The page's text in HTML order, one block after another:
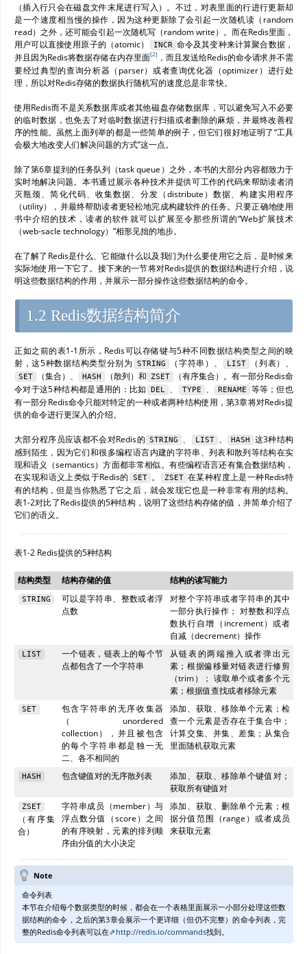
（插入行只会在磁盘文件末尾进行写入）。不过，对表里面的行进行更新却
是一个速度相当慢的操作，因为这种更新除了会引起一次随机读（random
read）之外，还可能会引起一次随机写（random write）。而在Redis里面，
用户可以直接使用原子的（atomic）
INCR 命令及其变种来计算聚合数据，
并且因为Redis将数据存储在内存里面[2] ，而且发送给Redis的命令请求并不需
要经过典型的查询分析器（parser）或者查询优化器（optimizer）进行处
理，所以对Redis存储的数据执行随机写的速度总是非常快。
使用Redis而不是关系数据库或者其他磁盘存储数据库，可以避免写入不必要
的临时数据，也免去了对临时数据进行扫描或者删除的麻烦，并最终改善程
序的性能。虽然上面列举的都是一些简单的例子，但它们很好地证明了“工具
会极大地改变人们解决问题的方式”这一点。
除了第6章提到的任务队列（task queue）之外，本书的大部分内容都致力于
实时地解决问题。本书通过展示各种技术并提供可工作的代码来帮助读者消
灭瓶颈、简化代码、收集数据、分发（distribute）数据、构建实用程序
（utility），并最终帮助读者更轻松地完成构建软件的任务。只要正确地使用
书中介绍的技术，读者的软件就可以扩展至令那些所谓的“Web扩展技术
（web-sacle technology）”相形见拙的地步。
在了解了Redis是什么、它能做什么以及我们为什么要使用它之后，是时候来
实际地使用一下它了。接下来的一节将对Redis提供的数据结构进行介绍，说
明这些数据结构的作用，并展示一部分操作这些数据结构的命令。
1.2 Redis数据结构简介
正如之前的表1-1所示，Redis可以存储键与5种不同数据结构类型之间的映
射，这5种数据结构类型分别为
STRING （字符串）、 LIST （列表）、
SET （集合）、 HASH （散列）和 ZSET
（有序集合）。有一部分Redis命
令对于这5种结构都是通用的：比如
DEL 、 TYPE 、 RENAME
等等；但也
有一部分Redis命令只能对特定的一种或者两种结构使用，第3章将对Redis提
供的命令进行更深入的介绍。
大部分程序员应该都不会对Redis的 STRING 、 LIST 、 HASH
这3种结构
感到陌生，因为它们和很多编程语言内建的字符串、列表和散列等结构在实
现和语义（semantics）方面都非常相似。有些编程语言还有集合数据结构，
在实现和语义上类似于Redis的
SET 。 ZSET 在某种程度上是一种Redis特
有的结构，但是当你熟悉了它之后，就会发现它也是一种非常有用的结构。
表1-2对比了Redis提供的5种结构，说明了这些结构存储的值，并简单介绍了
它们的语义。
表1-2 Redis提供的5种结构
结构类型 结构存储的值 结构的读写能力
STRING
可以是字符串、整数或者浮
点数
对整个字符串或者字符串的其中
一部分执行操作； 对整数和浮点
数执行自增（increment）或者
自减（decrement）操作
LIST
一个链表，链表上的每个节
点都包含了一个字符串
从链表的两端推入或者弹出元
素；根据偏移量对链表进行修剪
（trim）； 读取单个或者多个元
素；根据值查找或者移除元素
SET
包含字符串的无序收集器
（unordered
collection），并且被包含
的每个字符串都是独一无
二、各不相同的
添加、获取、移除单个元素；检
查一个元素是否存在于集合中；
计算交集、并集、差集；从集合
里面随机获取元素
HASH 包含键值对的无序散列表
添加、获取、移除单个键值对；
获取所有键值对
ZSET
（有序集
合）
字符串成员（member）与
浮点数分值（score）之间
的有序映射，元素的排列顺
序由分值的大小决定
添加、获取、删除单个元素；根
据分值范围（range）或者成员
来获取元素
Note
命令列表
本节在介绍每个数据类型的时候，都会在一个表格里面展示一小部分处理这些数
据结构的命令，之后的第3章会展示一个更详细（但仍不完整）的命令列表，完
整的Redis命令列表可以在
http://redis.io/commands找到。